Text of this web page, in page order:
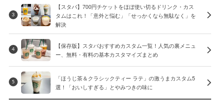
3
【スタバ】700円チケットをほぼ使い切るドリンク・カス
タムはこれ！「意外と悩む」「せっかくなら無駄なく」を
解決
4
【保存版】スタバおすすめカスタム一覧！人気の裏メニュ
ー、無料・有料の基本カスタマイズまとめ
5
「ほうじ茶＆クラシックティー ラテ」の激うまカスタム5
選！「おいしすぎる」とやみつきの味に